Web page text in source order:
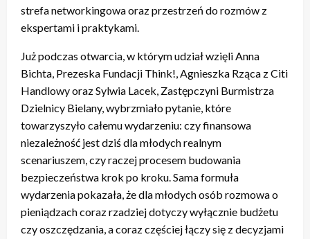
strefa networkingowa oraz przestrzeń do rozmów z
ekspertami i praktykami.
Już podczas otwarcia, w którym udział wzięli Anna
Bichta, Prezeska Fundacji Think!, Agnieszka Rząca z Citi
Handlowy oraz Sylwia Lacek, Zastępczyni Burmistrza
Dzielnicy Bielany, wybrzmiało pytanie, które
towarzyszyło całemu wydarzeniu: czy finansowa
niezależność jest dziś dla młodych realnym
scenariuszem, czy raczej procesem budowania
bezpieczeństwa krok po kroku. Sama formuła
wydarzenia pokazała, że dla młodych osób rozmowa o
pieniądzach coraz rzadziej dotyczy wyłącznie budżetu
czy oszczędzania, a coraz częściej łączy się z decyzjami